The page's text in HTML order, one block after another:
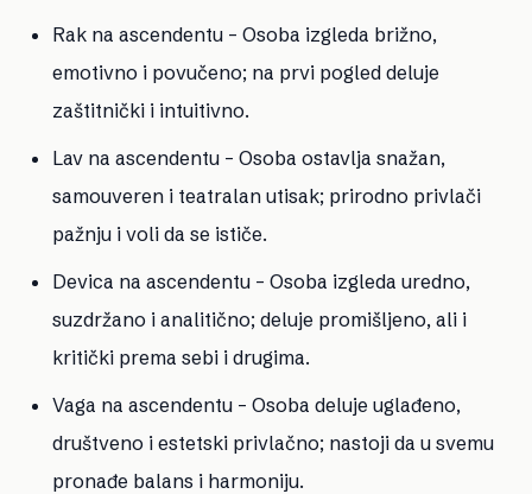
Rak na ascendentu – Osoba izgleda brižno,
emotivno i povučeno; na prvi pogled deluje
zaštitnički i intuitivno.
Lav na ascendentu – Osoba ostavlja snažan,
samouveren i teatralan utisak; prirodno privlači
pažnju i voli da se ističe.
Devica na ascendentu – Osoba izgleda uredno,
suzdržano i analitično; deluje promišljeno, ali i
kritički prema sebi i drugima.
Vaga na ascendentu – Osoba deluje uglađeno,
društveno i estetski privlačno; nastoji da u svemu
pronađe balans i harmoniju.